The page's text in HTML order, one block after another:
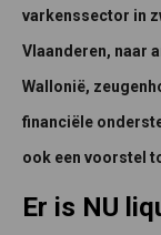
varkenssector in
Vlaanderen, naar
Wallonië,
financiële
ook een voorstel
Er is NU